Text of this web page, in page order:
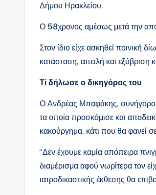
Δήμου Ηρακλείου.
Ο 58χρονος αμέσως μετά την
Στον ίδιο είχε ασκηθεί ποινική
κατάσταση, απειλή και
Τί δήλωσε ο δικηγόρος του
Ο Ανδρέας Μπαφάκης, συνήγορος
τα οποία προσκόμισε και
κακούργημα, κάτι που θα φανεί
“Δεν έχουμε καμία απόπειρα
διαμέρισμα αφού νωρίτερα τον
ιατροδικαστικής έκθεσης θα